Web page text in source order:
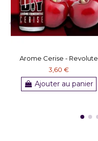
Arome Cerise - Revolute
3,60 €
Ajouter au panier